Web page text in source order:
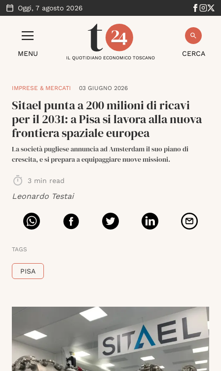
Oggi, 7 agosto 2026
MENU CERCA
IL QUOTIDIANO ECONOMICO TOSCANO
IMPRESE & MERCATI 03 GIUGNO 2026
Sitael punta a 200 milioni di ricavi
per il 2031: a Pisa si lavora alla nuova
frontiera spaziale europea
La società pugliese annuncia ad Amsterdam il suo piano di
crescita, e si prepara a equipaggiare nuove missioni.
3 min read
Leonardo Testai
TAGS
PISA